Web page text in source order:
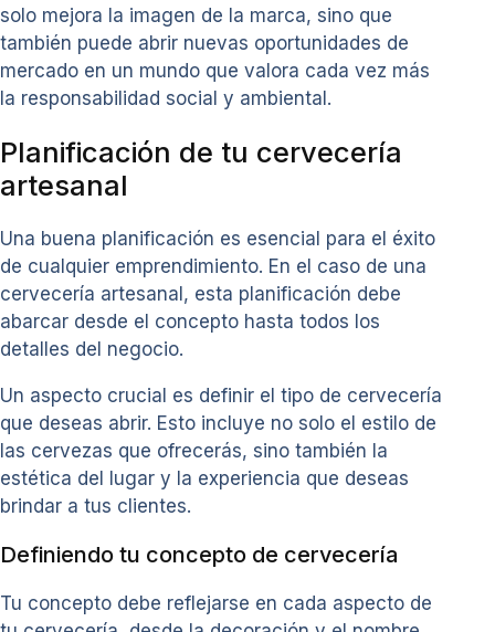
solo mejora la imagen de la marca, sino que
también puede abrir nuevas oportunidades de
mercado en un mundo que valora cada vez más
la responsabilidad social y ambiental.
Planificación de tu cervecería
artesanal
Una buena planificación es esencial para el éxito
de cualquier emprendimiento. En el caso de una
cervecería artesanal, esta planificación debe
abarcar desde el concepto hasta todos los
detalles del negocio.
Un aspecto crucial es definir el tipo de cervecería
que deseas abrir. Esto incluye no solo el estilo de
las cervezas que ofrecerás, sino también la
estética del lugar y la experiencia que deseas
brindar a tus clientes.
Definiendo tu concepto de cervecería
Tu concepto debe reflejarse en cada aspecto de